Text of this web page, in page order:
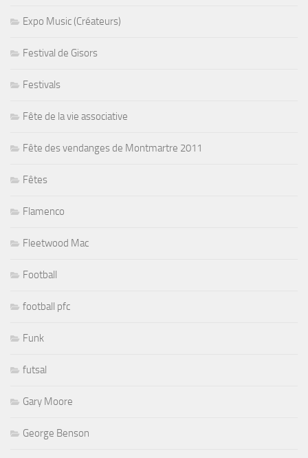
Expo Music (Créateurs)
Festival de Gisors
Festivals
Fête de la vie associative
Fête des vendanges de Montmartre 2011
Fêtes
Flamenco
Fleetwood Mac
Football
football pfc
Funk
futsal
Gary Moore
George Benson